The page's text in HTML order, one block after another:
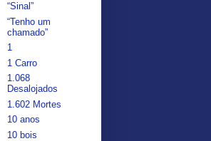
“Sinal”
“Tenho um
chamado”
1
1 Carro
1.068
Desalojados
1.602 Mortes
10 anos
10 bois